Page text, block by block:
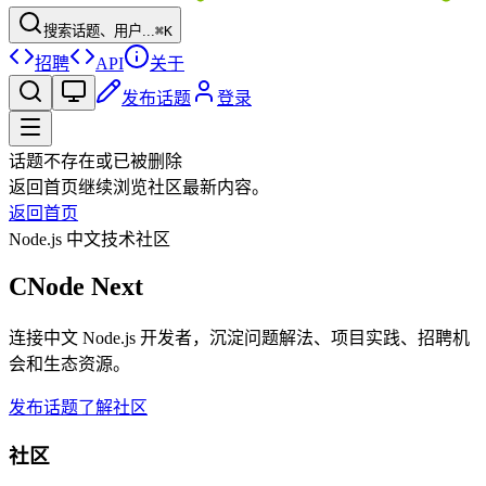
搜索话题、用户...⌘K
招聘 API
关于
发布话题
登录
话题不存在或已被删除
返回首页继续浏览社区最新内容。
返回首页
Node.js 中文技术社区
CNode Next
连接中文 Node.js 开发者，沉淀问题解法、项目实践、招聘机
会和生态资源。
发布话题了解社区
社区